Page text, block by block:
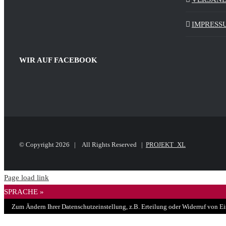
WIR AUF FACEBOOK
© Copyright 2026 | All Rights Reserved | PROJEKT_XL
Page load link
SPRACHE »
Zum Ändern Ihrer Datenschutzeinstellung, z.B. Erteilung oder Widerruf von